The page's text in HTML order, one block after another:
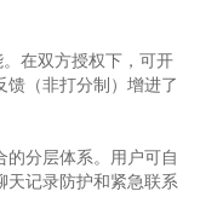
在双方授权下，可开
馈（非打分制）增进了
分层体系。用户可自
天记录防护和紧急联系